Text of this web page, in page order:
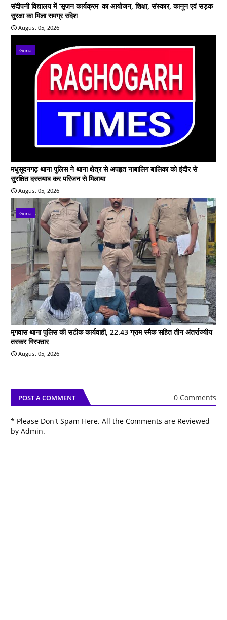
संदीपनी विद्यालय में ‘सृजन कार्यक्रम’ का आयोजन, शिक्षा, संस्कार, कानून एवं सड़क
सुरक्षा का मिला समग्र संदेश
August 05, 2026
Guna
मधुसूदनगढ़ थाना पुलिस ने थाना क्षेत्र से अपहृत नाबालिग बालिका को इंदौर से
सुरक्षित दस्तयाब कर परिजन से मिलाया
August 05, 2026
Guna
मृगवास थाना पुलिस की सटीक कार्यवाही, 22.43 ग्राम स्मैक सहित तीन अंतर्राज्यीय
तस्कर गिरफ्तार
August 05, 2026
POST A COMMENT 0 Comments
* Please Don't Spam Here. All the Comments are Reviewed
by Admin.